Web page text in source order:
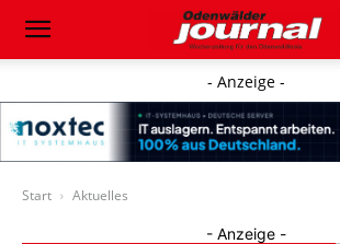
- Anzeige -
Start Aktuelles
- Anzeige -